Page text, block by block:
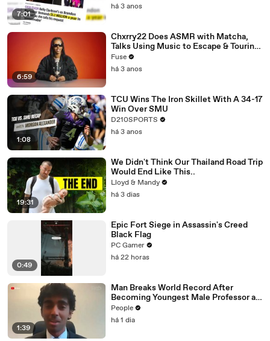
7:01
há 3 anos
6:59
Chxrry22 Does ASMR with Matcha,
Talks Using Music to Escape & Touring
with The Weeknd
Fuse
há 3 anos
1:08
TCU Wins The Iron Skillet With A 34-17
Win Over SMU
D210SPORTS
há 3 anos
19:31
We Didn't Think Our Thailand Road Trip
Would End Like This..
Lloyd & Mandy
há 3 dias
0:49
Epic Fort Siege in Assassin's Creed
Black Flag
PC Gamer
há 22 horas
1:39
Man Breaks World Record After
Becoming Youngest Male Professor at
18. Now, He’s Teaching Students His
Age
People
há 1 dia